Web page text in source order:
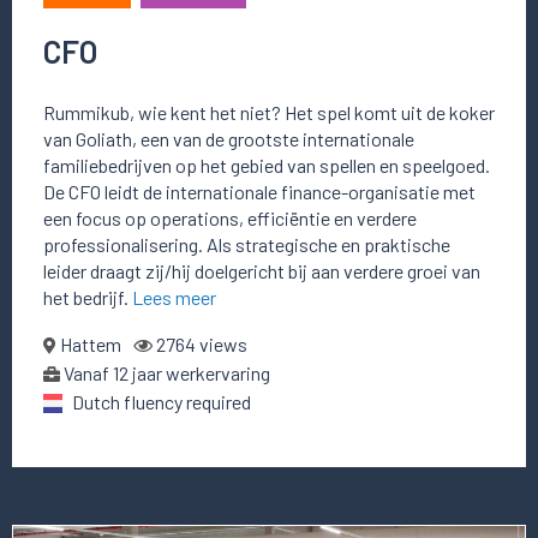
CFO
Rummikub, wie kent het niet? Het spel komt uit de koker
van Goliath, een van de grootste internationale
familiebedrijven op het gebied van spellen en speelgoed.
De CFO leidt de internationale finance-organisatie met
een focus op operations, efficiëntie en verdere
professionalisering. Als strategische en praktische
leider draagt zij/hij doelgericht bij aan verdere groei van
het bedrijf. Lees meer
Hattem
2764 views
Vanaf 12 jaar werkervaring
Dutch fluency required